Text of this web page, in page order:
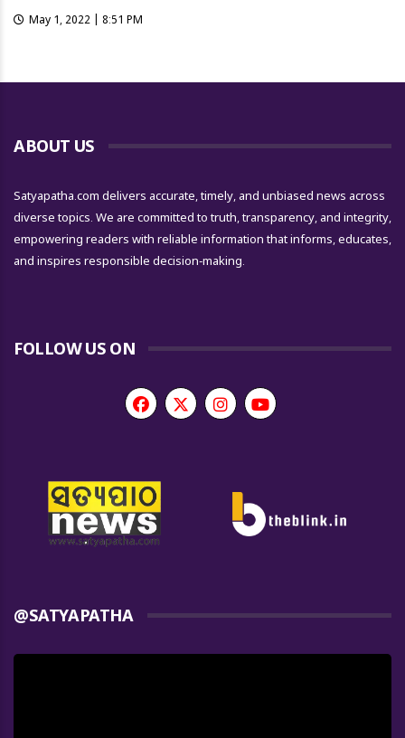
May 1, 2022 | 8:51 PM
ABOUT US
Satyapatha.com delivers accurate, timely, and unbiased news across
diverse topics. We are committed to truth, transparency, and integrity,
empowering readers with reliable information that informs, educates,
and inspires responsible decision-making.
FOLLOW US ON
@SATYAPATHA